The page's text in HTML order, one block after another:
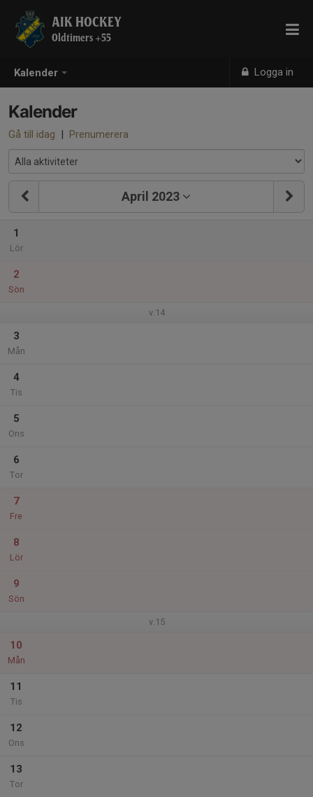
Kalender Logga in
AIK HOCKEY
Oldtimers +55
Kalender
Gå till idag | Prenumerera
April 2023
1
Lör
2
Sön
v.14
3
Mån
4
Tis
5
Ons
6
Tor
7
Fre
8
Lör
9
Sön
v.15
10
Mån
11
Tis
12
Ons
13
Tor